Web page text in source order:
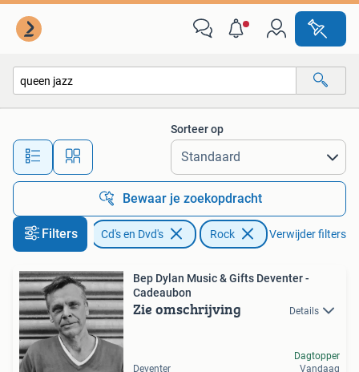
Alle afstanden…
Sorteer op
Bewaar je zoekopdracht
Filters Cd's en Dvd's Rock Verwijder filters
Bep Dylan Music & Gifts Deventer -
Cadeaubon
Zie omschrijving Details
Deventer
Dagtopper
Vandaag